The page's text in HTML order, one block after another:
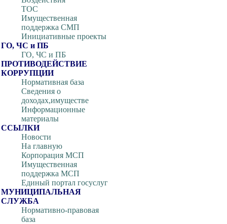
ТОС
Имущественная
поддержка СМП
Инициативные проекты
ГО, ЧС и ПБ
ГО, ЧС и ПБ
ПРОТИВОДЕЙСТВИЕ
КОРРУПЦИИ
Нормативная база
Сведения о
доходах,имуществе
Информационные
материалы
ССЫЛКИ
Новости
На главную
Корпорация МСП
Имущественная
поддержка МСП
Единый портал госуслуг
МУНИЦИПАЛЬНАЯ
СЛУЖБА
Нормативно-правовая
база